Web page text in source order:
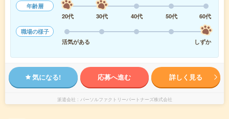
年齢層
20代
30代 40代 50代
60代
職場の様子
活気がある
しずか
気になる! 応募へ進む 詳しく見る
派遣会社 パーソルファクトリーパートナーズ株式会社